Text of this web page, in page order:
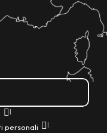
|
personali |